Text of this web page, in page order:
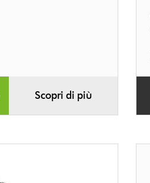
Scopri di più